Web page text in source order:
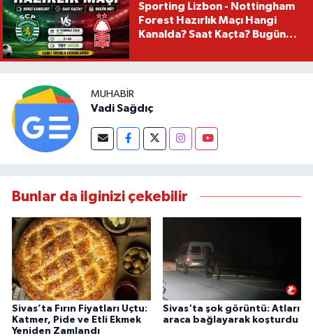
Sporting Lizbon - Nottingham
Forest Hazırlık Maçı Hangi
Kanalda? Saat Kaçta? Bugün
MUHABIR
Vadi Sağdıç
Bunlar da ilginizi çekebilir
Sivas’ta Fırın Fiyatları Uçtu:
Katmer, Pide ve Etli Ekmek
Yeniden Zamlandı
Sivas'ta şok görüntü: Atları
araca bağlayarak koşturdu